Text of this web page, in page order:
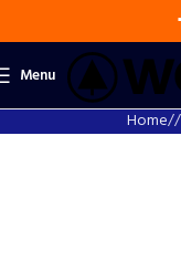
Menu
Home